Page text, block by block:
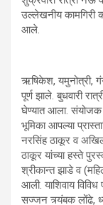
उल्लेखनीय कामगिरी
आले.
ऋषिकेश, यमुनोत्री,
पूर्ण झाले. बुधवारी
घेण्यात आला. संयोजक
भूमिका आपल्या
नरसिंह ठाकूर व अखिल
ठाकूर यांच्या हस्ते
श्रीकान्त झाडे व
आली. याशिवाय
सज्जन त्र्यंबक लोंढे,